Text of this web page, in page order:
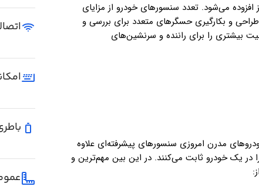
افزوده می‌شود. تعدد سنسورهای خودرو از مزایای
و بکارگیری حسگرهای متعدد برای بررسی و
بیشتری را برای راننده و سرنشین‌های
مدرن امروزی سنسورهای پیشرفته‌ای علاوه
در یک خودرو ثابت می‌کنند. در این بین مهم‌ترین و